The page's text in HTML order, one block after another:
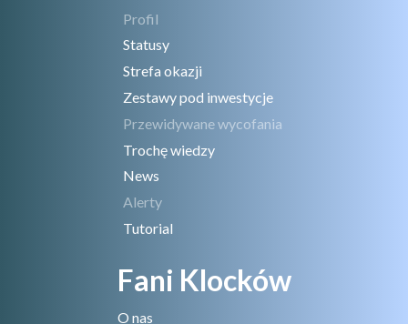
Profil
Statusy
Strefa okazji
Zestawy pod inwestycje
Przewidywane wycofania
Trochę wiedzy
News
Alerty
Tutorial
Fani Klocków
O nas